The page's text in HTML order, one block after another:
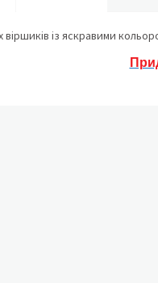
віршиків із яскравими